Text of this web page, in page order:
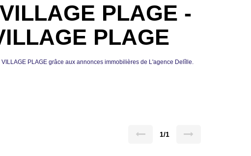
PLAGE -
PLAGE
PLAGE grâce aux annonces immobilières de L'agence Delîlle.
1/1